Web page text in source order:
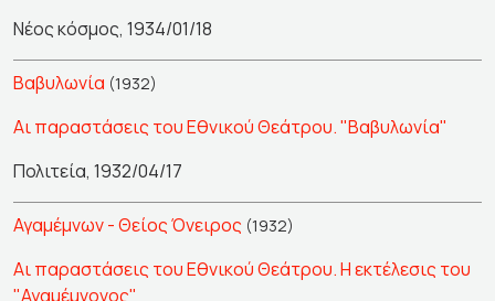
Νέος κόσμος, 1934/01/18
Βαβυλωνία (1932)
Αι παραστάσεις του Εθνικού Θεάτρου. "Βαβυλωνία"
Πολιτεία, 1932/04/17
Αγαμέμνων - Θείος Όνειρος (1932)
Αι παραστάσεις του Εθνικού Θεάτρου. Η εκτέλεσις του
"Αγαμέμνονος"